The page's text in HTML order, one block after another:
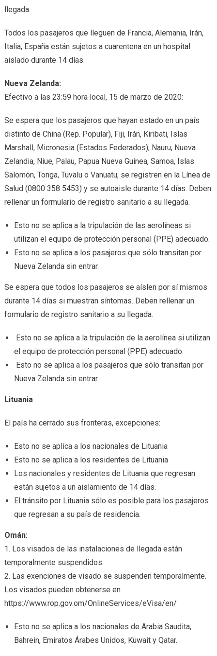
llegada.
Todos los pasajeros que lleguen de Francia, Alemania, Irán,
Italia, España están sujetos a cuarentena en un hospital
aislado durante 14 días.
Nueva Zelanda:
Efectivo a las 23:59 hora local, 15 de marzo de 2020:
Se espera que los pasajeros que hayan estado en un país
distinto de China (Rep. Popular), Fiji, Irán, Kiribati, Islas
Marshall, Micronesia (Estados Federados), Nauru, Nueva
Zelandia, Niue, Palau, Papua Nueva Guinea, Samoa, Islas
Salomón, Tonga, Tuvalu o Vanuatu, se registren en la Línea de
Salud (0800 358 5453) y se autoaisle durante 14 días. Deben
rellenar un formulario de registro sanitario a su llegada.
Esto no se aplica a la tripulación de las aerolíneas si
utilizan el equipo de protección personal (PPE) adecuado.
Esto no se aplica a los pasajeros que sólo transitan por
Nueva Zelanda sin entrar.
Se espera que todos los pasajeros se aíslen por sí mismos
durante 14 días si muestran síntomas. Deben rellenar un
formulario de registro sanitario a su llegada.
Esto no se aplica a la tripulación de la aerolínea si utilizan
el equipo de protección personal (PPE) adecuado.
Esto no se aplica a los pasajeros que sólo transitan por
Nueva Zelanda sin entrar.
Lituania
El país ha cerrado sus fronteras, excepciones:
Esto no se aplica a los nacionales de Lituania
Esto no se aplica a los residentes de Lituania
Los nacionales y residentes de Lituania que regresan
están sujetos a un aislamiento de 14 días.
El tránsito por Lituania sólo es posible para los pasajeros
que regresan a su país de residencia.
Omán:
1. Los visados de las instalaciones de llegada están
temporalmente suspendidos.
2. Las exenciones de visado se suspenden temporalmente.
Los visados pueden obtenerse en
https://www.rop.gov.om/OnlineServices/eVisa/en/
Esto no se aplica a los nacionales de Arabia Saudita,
Bahrein, Emiratos Árabes Unidos, Kuwait y Qatar.